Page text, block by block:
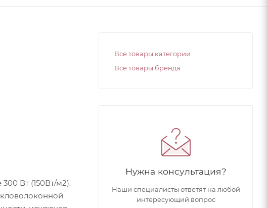
Вт (150Вт/м2).
Все товары категории
Все товары бренда
Нужна консультация?
Наши специалисты ответят на любой
интересующий вопрос